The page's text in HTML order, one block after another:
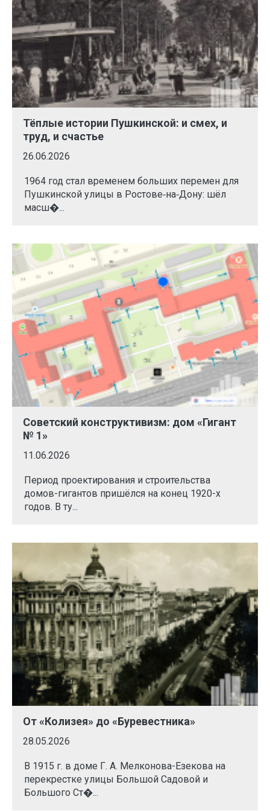
Тёплые истории Пушкинской: и смех, и
труд, и счастье
26.06.2026
1964 год стал временем больших перемен для
Пушкинской улицы в Ростове‑на‑Дону: шёл
масш�...
Советский конструктивизм: дом «Гигант
№ 1»
11.06.2026
Период проектирования и строительства
домов-гигантов пришёлся на конец 1920-х
годов. В ту...
От «Колизея» до «Буревестника»
28.05.2026
В 1915 г. в доме Г. А. Мелконова-Езекова на
перекрестке улицы Большой Садовой и
Большого Ст�...